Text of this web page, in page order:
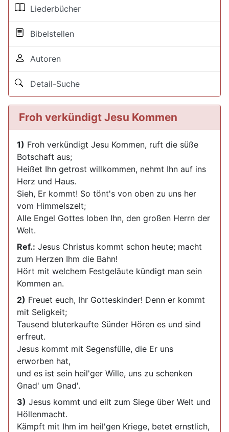
Liederbücher
Bibelstellen
Autoren
Detail-Suche
Froh verkündigt Jesu Kommen
1) Froh verkündigt Jesu Kommen, ruft die süße
Botschaft aus;
Heißet Ihn getrost willkommen, nehmt Ihn auf ins
Herz und Haus.
Sieh, Er kommt! So tönt's von oben zu uns her
vom Himmelszelt;
Alle Engel Gottes loben Ihn, den großen Herrn der
Welt.
Ref.: Jesus Christus kommt schon heute; macht
zum Herzen Ihm die Bahn!
Hört mit welchem Festgeläute kündigt man sein
Kommen an.
2) Freuet euch, Ihr Gotteskinder! Denn er kommt
mit Seligkeit;
Tausend bluterkaufte Sünder Hören es und sind
erfreut.
Jesus kommt mit Segensfülle, die Er uns
erworben hat,
und es ist sein heil'ger Wille, uns zu schenken
Gnad' um Gnad'.
3) Jesus kommt und eilt zum Siege über Welt und
Höllenmacht.
Kämpft mit Ihm im heil'gen Kriege, betet ernstlich,